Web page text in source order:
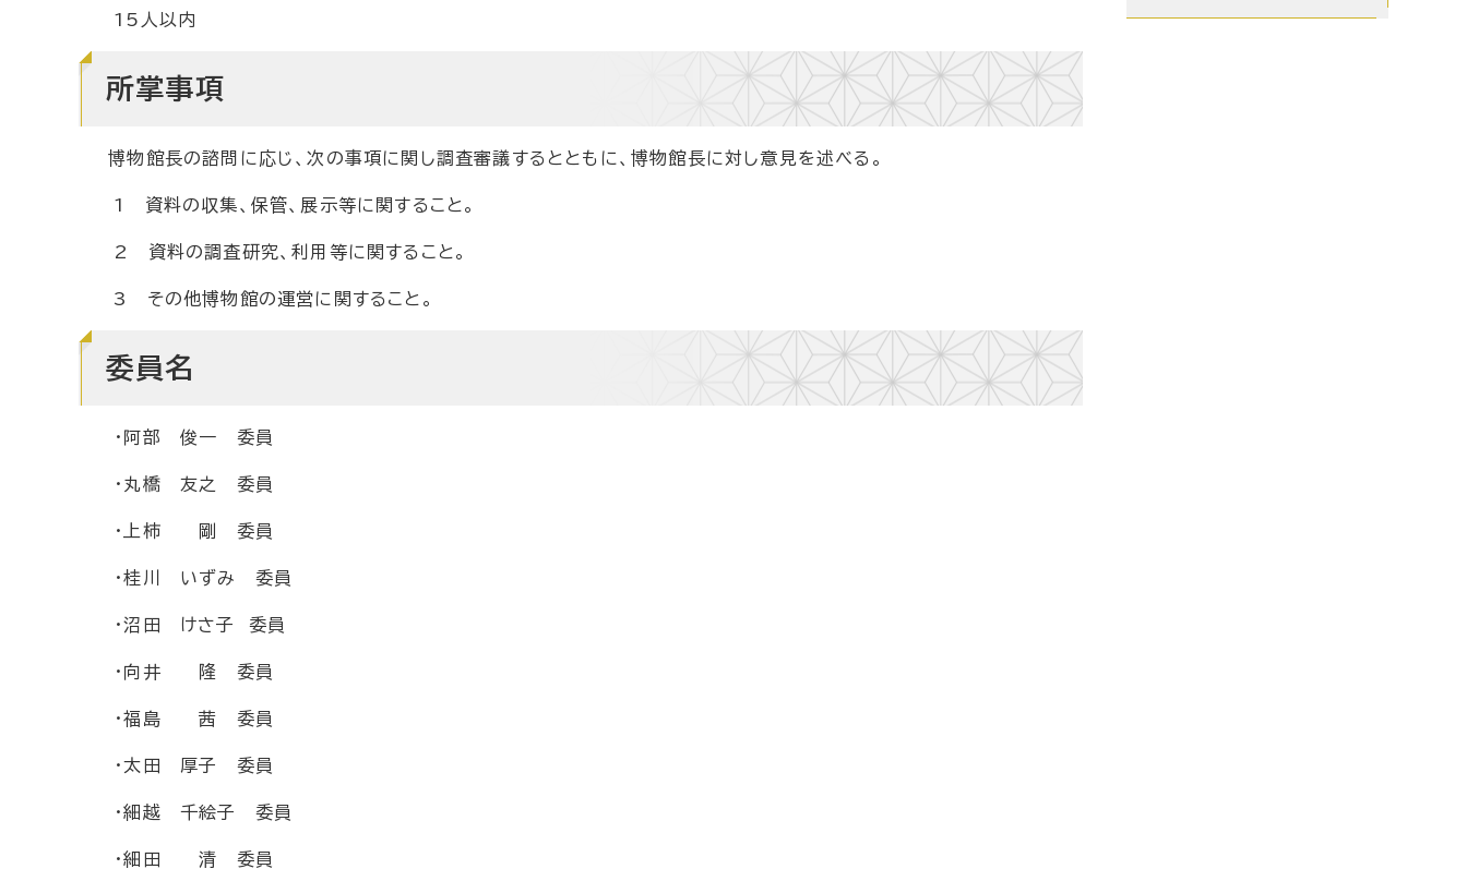
15人以内
所掌事項
博物館長の諮問に応じ、次の事項に関し調査審議するとともに、博物館長に対し意見を述べる。
1 資料の収集、保管、展示等に関すること。
2 資料の調査研究、利用等に関すること。
3 その他博物館の運営に関すること。
委員名
・阿部 俊一 委員
・丸橋 友之 委員
・上柿 剛 委員
・桂川 いずみ 委員
・沼田 けさ子 委員
・向井 隆 委員
・福島 茜 委員
・太田 厚子 委員
・細越 千絵子 委員
・細田 清 委員